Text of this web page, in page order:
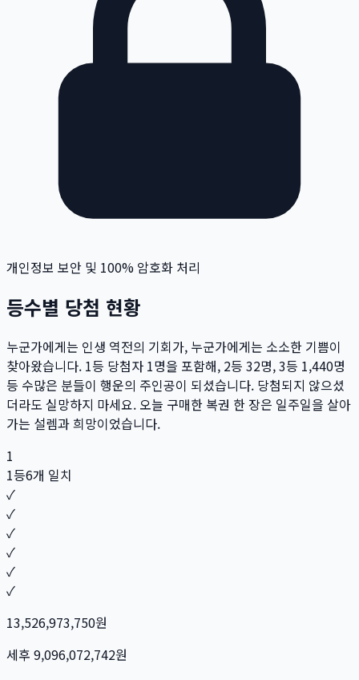
개인정보 보안 및 100% 암호화 처리
등수별 당첨 현황
누군가에게는 인생 역전의 기회가, 누군가에게는 소소한 기쁨이
찾아왔습니다. 1등 당첨자 1명을 포함해, 2등 32명, 3등 1,440명
등 수많은 분들이 행운의 주인공이 되셨습니다. 당첨되지 않으셨
더라도 실망하지 마세요. 오늘 구매한 복권 한 장은 일주일을 살아
가는 설렘과 희망이었습니다.
1
1등6개 일치
✓
✓
✓
✓
✓
✓
13,526,973,750원
세후 9,096,072,742원